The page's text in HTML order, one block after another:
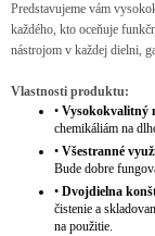
Predstavujeme vám
každého, kto oceňuje
nástrojom v každej dielni,
Vlastnosti produktu:
• Vysokokvalitný
chemikáliám na
• Všestranné
Bude dobre
• Dvojdielna
čistenie a
na použitie.